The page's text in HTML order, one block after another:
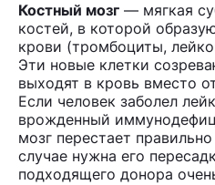
Костный мозг — мягкая
костей, в которой
крови (тромбоциты,
Эти новые клетки
выходят в кровь вместо
Если человек заболел
врожденный
мозг перестает
случае нужна его
подходящего донора